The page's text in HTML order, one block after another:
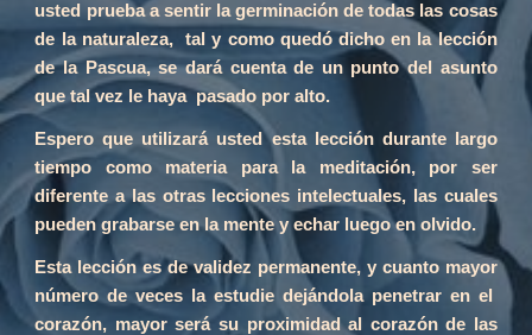
usted prueba a sentir la germinación de todas las cosas
de la naturaleza, tal y como quedó dicho en la lección
de la Pascua, se dará cuenta de un punto del asunto
que tal vez le haya pasado por alto.
Espero que utilizará usted esta lección durante largo
tiempo como materia para la meditación, por ser
diferente a las otras lecciones intelectuales, las cuales
pueden grabarse en la mente y echar luego en olvido.
Esta lección es de validez permanente, y cuanto mayor
número de veces la estudie dejándola penetrar en el
corazón, mayor será su proximidad al corazón de las